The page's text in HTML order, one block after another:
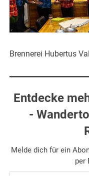
Brennerei Hubertus
Entdecke
-
Melde dich für ein
per
Gib deine E-Mail-Adresse ein ...